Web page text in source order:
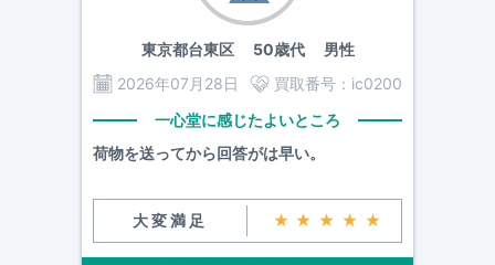
東京都台東区50歳代 男性
2026年07月28日
買取番号： ic0200
一心堂に感じたよいところ
荷物を送ってから回答がは早い。
大変満足 ★★★★★